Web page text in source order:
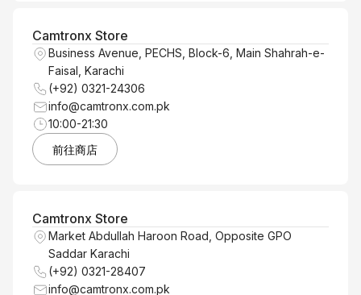
Camtronx Store
Business Avenue, PECHS, Block-6, Main Shahrah-e-
Faisal, Karachi
(+92) 0321-24306
info@camtronx.com.pk
10:00-21:30
前往商店
Camtronx Store
Market Abdullah Haroon Road, Opposite GPO
Saddar Karachi
(+92) 0321-28407
info@camtronx.com.pk